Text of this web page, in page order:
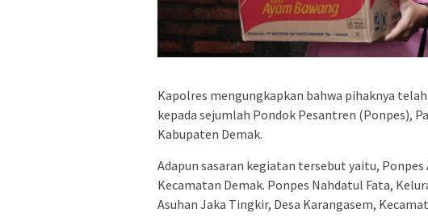
Kapolres mengungkapkan bahwa pihaknya
kepada sejumlah Pondok Pesantren (Ponpes),
Kabupaten Demak.
Adapun sasaran kegiatan tersebut yaitu,
Kecamatan Demak. Ponpes Nahdatul Fata,
Asuhan Jaka Tingkir, Desa Karangasem,